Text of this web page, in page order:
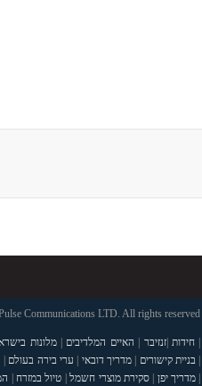
Communications LTD. All rights reserved
| חידות |זנזיבר | האיים המלדיבים |מלונות
| בניית קישורים |מדריך דובאי | ערי בירה בעולם |
| מדריך יפן |סקירת מוצרי חשמל| טיול במזרח |